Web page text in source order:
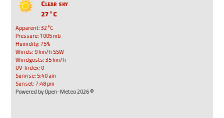
Clear sky
27°C
Apparent: 32°C
Pressure: 1005 mb
Humidity: 75%
Winds: 9 km/h SSW
Windgusts: 35 km/h
UV-Index: 0
Sunrise: 5:40 am
Sunset: 7:48 pm
© 2026 Powered by Open-Meteo